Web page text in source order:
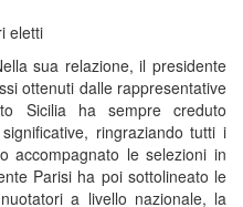
eletti
sua relazione, il presidente
ottenuti dalle rappresentative
Sicilia ha sempre creduto
ringraziando tutti i
accompagnato le selezioni in
Parisi ha poi sottolineato le
a livello nazionale, la